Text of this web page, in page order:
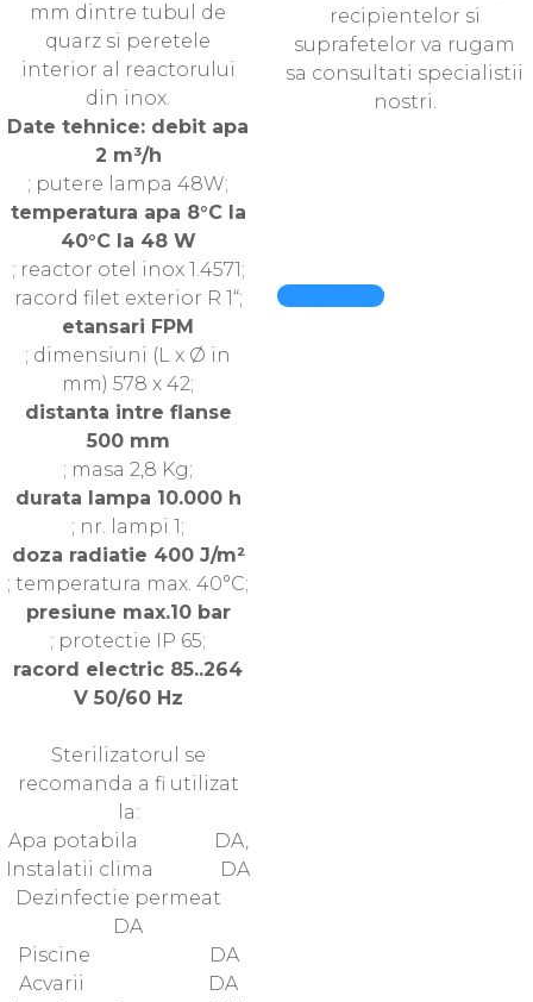
mm dintre tubul de
quarz si peretele
interior al reactorului
din inox.
Date tehnice: debit apa
2 m³/h
; putere lampa 48W;
temperatura apa 8°C la
40°C la 48 W
; reactor otel inox 1.4571;
racord filet exterior R 1“;
etansari FPM
; dimensiuni (L x Ø in
mm) 578 x 42;
distanta intre flanse
500 mm
; masa 2,8 Kg;
durata lampa 10.000 h
; nr. lampi 1;
doza radiatie 400 J/m²
; temperatura max. 40°C;
presiune max.10 bar
; protectie IP 65;
racord electric 85..264
V 50/60 Hz
Sterilizatorul se
recomanda a fi utilizat
la:
Apa potabila DA,
Instalatii clima DA
Dezinfectie permeat
DA
Piscine DA
Acvarii DA
recipientelor si
suprafetelor va rugam
sa consultati specialistii
nostri.
Quick View